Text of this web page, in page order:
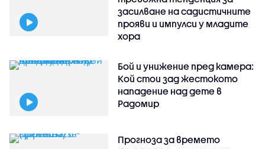
засилване на садистичните
прояви и импулси у младите
хора
Бой и унижение пред камера:
Кой стои зад жестокото
нападение над дете в
Радомир
Прогноза за времето